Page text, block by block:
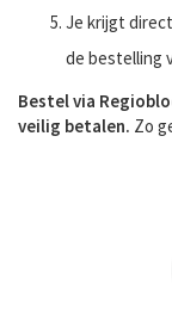
Je krijgt
de bestelling
Bestel via
veilig betalen. Zo